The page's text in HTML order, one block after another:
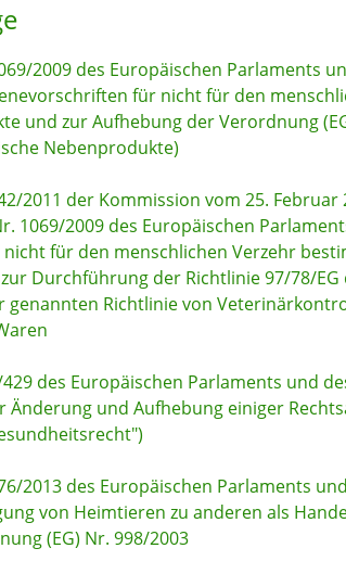
2009 des Europäischen Parlaments
für nicht für den
und zur Aufhebung der Verordnung
Nebenprodukte)
2011 der Kommission vom 25.
1069/2009 des Europäischen
für den menschlichen Verzehr
Durchführung der Richtlinie 97/78/EG
genannten Richtlinie von
des Europäischen Parlaments und
Änderung und Aufhebung einiger
2013 des Europäischen Parlaments
von Heimtieren zu anderen als
(EG) Nr. 998/2003